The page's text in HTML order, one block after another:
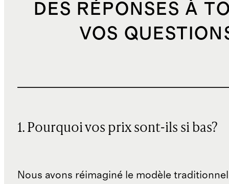
DES RÉPONSES À
VOS
1. Pourquoi vos prix sont-ils si bas?
Nous avons réimaginé le modèle